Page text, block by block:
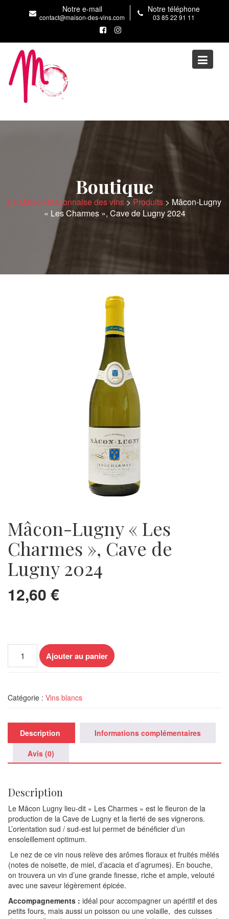
Notre e-mail
contact@maison-des-vins.com
Notre téléphone
03 85 22 91 11
Boutique
La Maison Mâconnaise des vins > Produits > Mâcon-Lugny
« Les Charmes », Cave de Lugny 2024
Mâcon-Lugny « Les
Charmes », Cave de
Lugny 2024
12,60 €
Mâcon-
Charmes",
Cave
de
Lugny
2024
Ajouter au panier
Catégorie : Vins blancs
Description
Informations complémentaires
Avis (0)
Description
Le Mâcon Lugny lieu-dit « Les Charmes » est le fleuron de la
production de la Cave de Lugny et la fierté de ses vignerons.
L’orientation sud / sud-est lui permet de bénéficier d’un
ensoleillement optimum.
Le nez de ce vin nous relève des arômes floraux et fruités mêlés
(notes de noisette, de miel, d’acacia et d’agrumes). En bouche,
on trouvera un vin d’une grande finesse, riche et ample, velouté
avec une saveur légèrement épicée.
Accompagnements : idéal pour accompagner un apéritif et des
petits fours, mais aussi un poisson ou une volaille, des cuisses